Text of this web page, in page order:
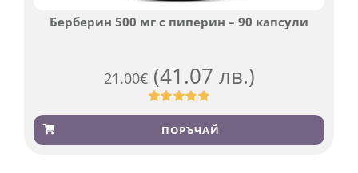
Берберин 500 мг с пиперин – 90 капсули
21.00€ (41.07 лв.)
Оценен
4.84 от 5,
базирано
369
ПОРЪЧАЙ